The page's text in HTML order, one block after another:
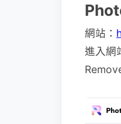
網站：
進入網